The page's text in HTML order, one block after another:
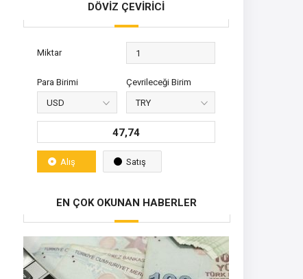
DÖVİZ ÇEVİRİCİ
Miktar
Para Birimi Çevrileceği Birim
47,74
Alış Satış
EN ÇOK OKUNAN HABERLER